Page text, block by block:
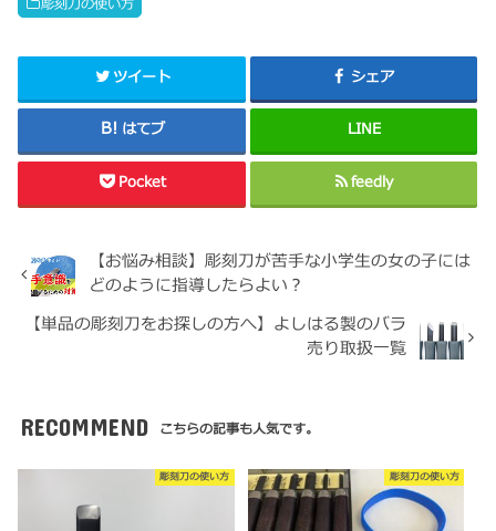
ツイート シェア
はてブ LINE
Pocket feedly
【お悩み相談】彫刻刀が苦手な小学生の女の子には
どのように指導したらよい？
【単品の彫刻刀をお探しの方へ】よしはる製のバラ
売り取扱一覧
RECOMMEND こちらの記事も人気です。
彫刻刀の使い方 彫刻刀の使い方